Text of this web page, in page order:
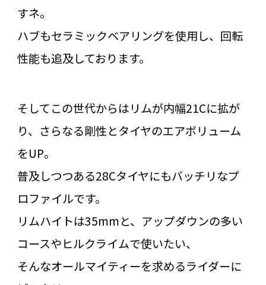
すネ。
ハブもセラミックベアリングを使用し、回転
性能も追及しております。
そしてこの世代からはリムが内幅21Cに拡が
り、さらなる剛性とタイヤのエアボリューム
をUP。
普及しつつある28Cタイヤにもバッチリなプ
ロファイルです。
リムハイトは35mmと、アップダウンの多い
コースやヒルクライムで使いたい、
そんなオールマイティーを求めるライダーに